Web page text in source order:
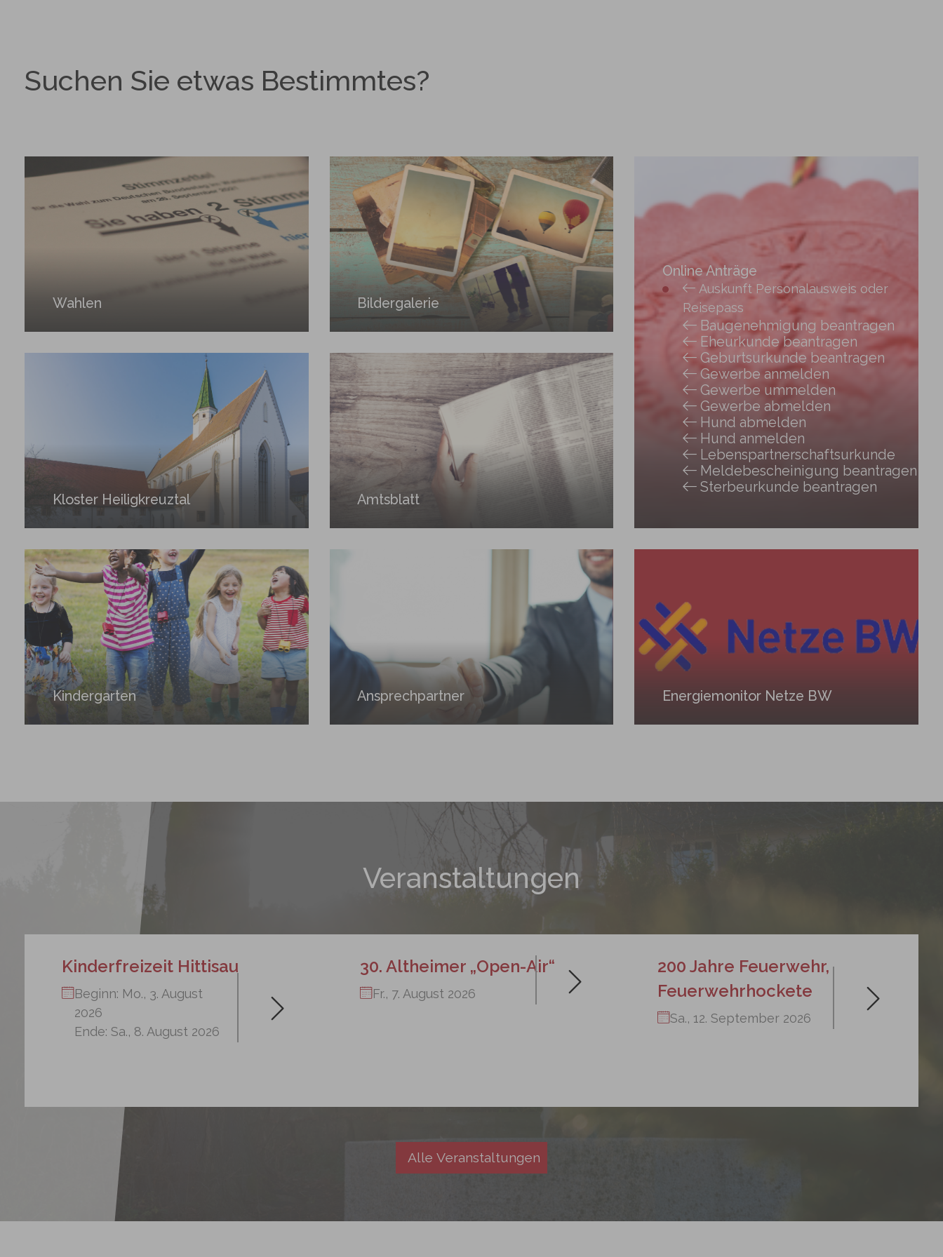
Suchen Sie etwas Bestimmtes?
Wahlen
Kloster Heiligkreuztal
Kindergarten
Bildergalerie
Amtsblatt
Ansprechpartner
Online Anträge
Auskunft Personalausweis oder
Reisepass
Baugenehmigung beantragen
Eheurkunde beantragen
Geburtsurkunde beantragen
Gewerbe anmelden
Gewerbe ummelden
Gewerbe abmelden
Hund abmelden
Hund anmelden
Lebenspartnerschaftsurkunde
Meldebescheinigung beantragen
Sterbeurkunde beantragen
Energiemonitor Netze BW
Veranstaltungen
Kinderfreizeit Hittisau
Beginn: Mo., 3. August
2026
Ende: Sa., 8. August 2026
30. Altheimer „Open-Air“
Fr., 7. August 2026
200 Jahre Feuerwehr,
Feuerwehrhockete
Sa., 12. September 2026
Alle Veranstaltungen